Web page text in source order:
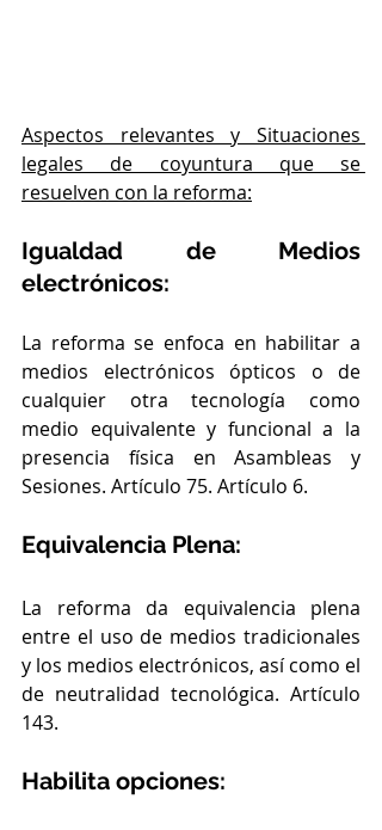
Aspectos relevantes y Situaciones
legales de coyuntura que se
resuelven con la reforma:
Igualdad de Medios
electrónicos:
La reforma se enfoca en habilitar a
medios electrónicos ópticos o de
cualquier otra tecnología como
medio equivalente y funcional a la
presencia física en Asambleas y
Sesiones. Artículo 75. Artículo 6.
Equivalencia Plena:
La reforma da equivalencia plena
entre el uso de medios tradicionales
y los medios electrónicos, así como el
de neutralidad tecnológica. Artículo
143.
Habilita opciones: